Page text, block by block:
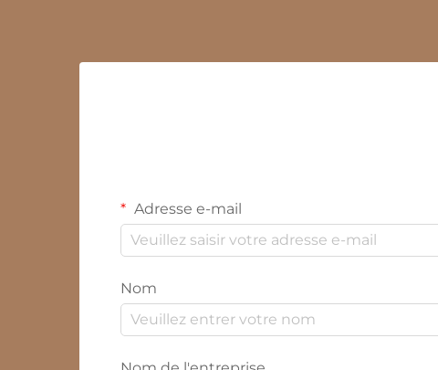
Adresse e-mail
Nom